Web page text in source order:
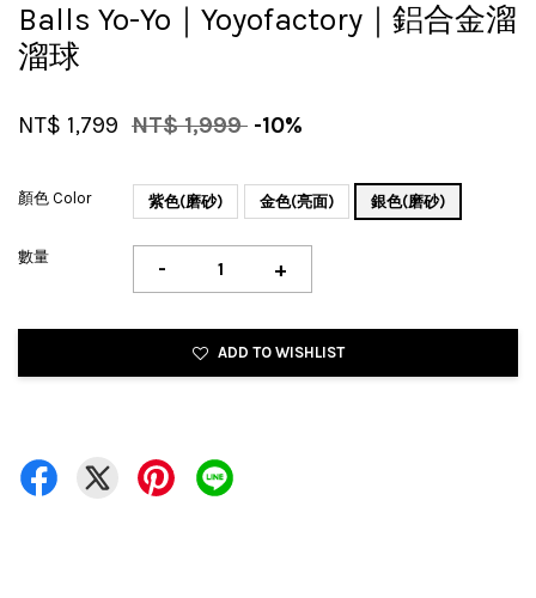
Balls Yo-Yo｜Yoyofactory｜鋁合金溜
溜球
NT$ 1,799 NT$ 1,999 -10%
顏色 Color 紫色(磨砂) 金色(亮面) 銀色(磨砂)
數量 - +
ADD TO WISHLIST